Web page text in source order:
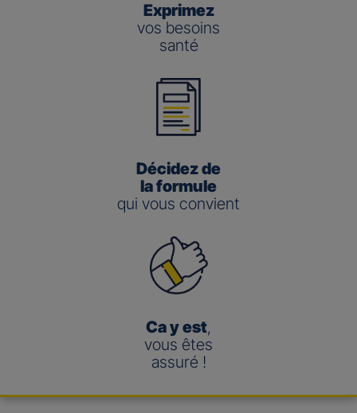
Exprimez
vos besoins
santé
Décidez de
la formule
qui vous convient
Ca y est,
vous êtes
assuré !